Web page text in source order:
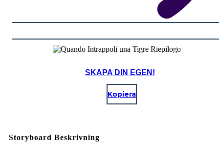
SKAPA DIN EGEN!
Kopiera
Storyboard Beskrivning